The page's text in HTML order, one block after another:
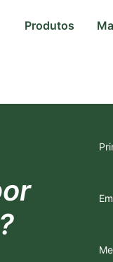
Produtos